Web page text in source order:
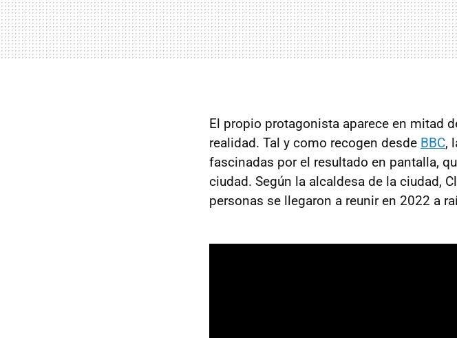
El propio protagonista aparece en mitad
realidad. Tal y como recogen desde BBC,
fascinadas por el resultado en pantalla,
ciudad. Según la alcaldesa de la ciudad,
personas se llegaron a reunir en 2022 a